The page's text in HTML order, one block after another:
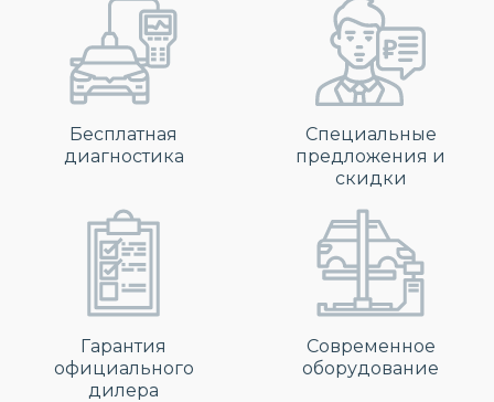
Бесплатная
диагностика
Специальные
предложения и
скидки
Гарантия
официального
дилера
Современное
оборудование